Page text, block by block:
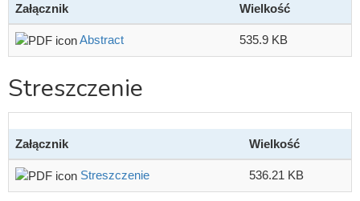
Załącznik Wielkość
Abstract 535.9 KB
Streszczenie
Załącznik Wielkość
Streszczenie 536.21 KB